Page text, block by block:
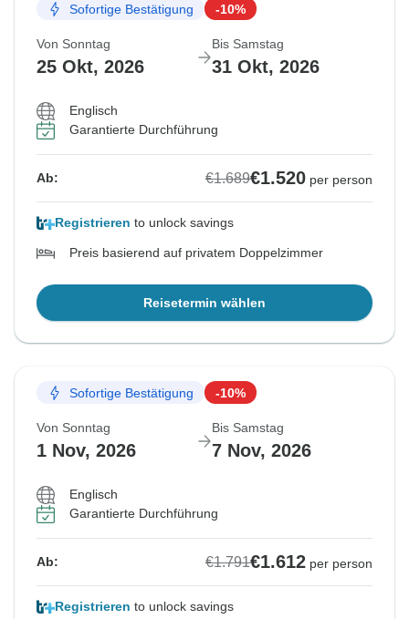
Sofortige Bestätigung -10%
Von Sonntag
25 Okt, 2026
Bis Samstag
31 Okt, 2026
Englisch
Garantierte Durchführung
Ab: €1.689€1.520 per person
Registrieren to unlock savings
Preis basierend auf privatem Doppelzimmer
Reisetermin wählen
Sofortige Bestätigung -10%
Von Sonntag
1 Nov, 2026
Bis Samstag
7 Nov, 2026
Englisch
Garantierte Durchführung
Ab: €1.791€1.612 per person
Registrieren to unlock savings